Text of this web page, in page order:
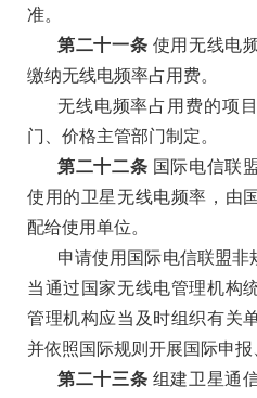
准。
第二十一条 使用无线电
缴纳无线电频率占用费。
无线电频率占用费的项
门、价格主管部门制定。
第二十二条 国际电信联
使用的卫星无线电频率，由
配给使用单位。
申请使用国际电信联盟非
当通过国家无线电管理机构
管理机构应当及时组织有关
并依照国际规则开展国际申报
第二十三条 组建卫星通